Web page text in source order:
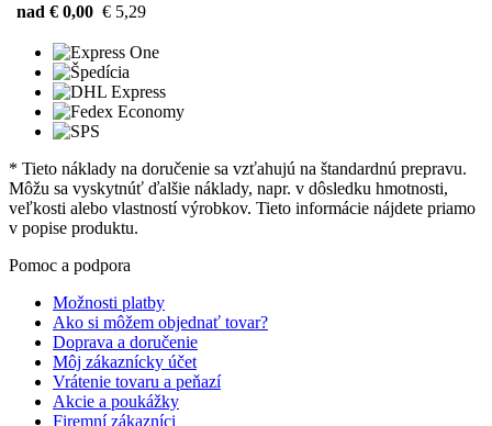
nad € 0,00 € 5,29
* Tieto náklady na doručenie sa vzťahujú na štandardnú prepravu.
Môžu sa vyskytnúť ďalšie náklady, napr. v dôsledku hmotnosti,
veľkosti alebo vlastností výrobkov. Tieto informácie nájdete priamo
v popise produktu.
Pomoc a podpora
Možnosti platby
Ako si môžem objednať tovar?
Doprava a doručenie
Môj zákaznícky účet
Vrátenie tovaru a peňazí
Akcie a poukážky
Firemní zákazníci